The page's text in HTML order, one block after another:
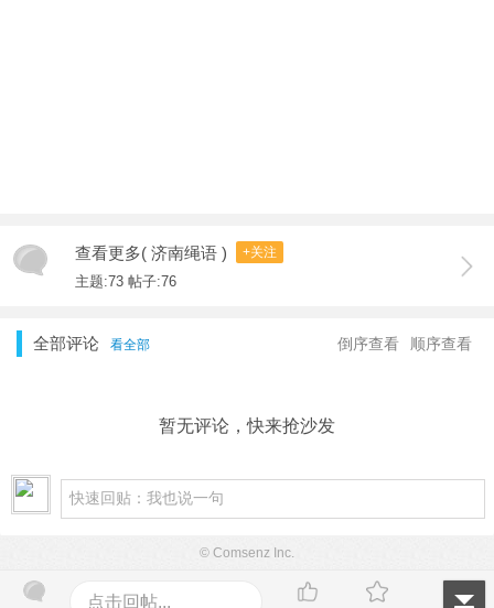
查看更多( 济南绳语 ) +关注
主题:73 帖子:76
全部评论 看全部 顺序查看
倒序查看
暂无评论，快来抢沙发
点击回帖...
© Comsenz Inc.